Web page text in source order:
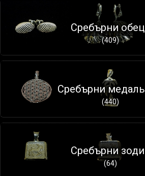
Сребърни
(409)
Сребърни
(440)
Сребърни
(64)